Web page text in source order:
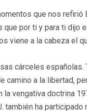
que nos
por ti y para ti dijo
viene a la cabeza el
cárceles
camino a la libertad,
vengativa doctrina
también ha